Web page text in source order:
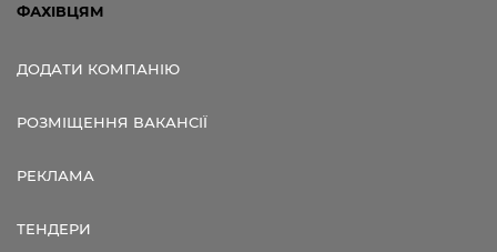
ФАХІВЦЯМ
ДОДАТИ КОМПАНІЮ
РОЗМІЩЕННЯ ВАКАНСІЇ
РЕКЛАМА
ТЕНДЕРИ